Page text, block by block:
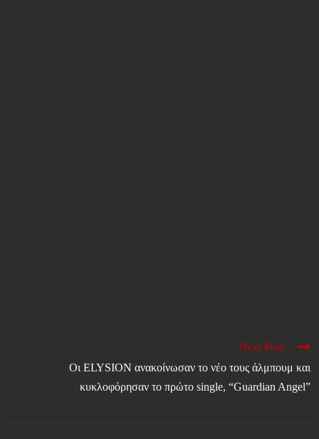
Next Post
Οι ELYSION ανακοίνωσαν το νέο τους άλμπουμ και
κυκλοφόρησαν το πρώτο single, “Guardian Angel”